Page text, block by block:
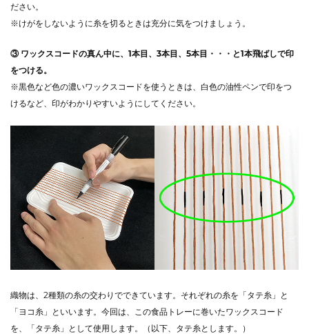
ださい。
※けがをしないように糸を切るときは充分に気をつけましょう。
③ ワックスコードの真ん中に、1本目、3本目、5本目・・・と1本飛ばしで印
をつける。
※黒色など色の濃いワックスコードを使うときは、白色の油性ペンで印をつ
けるなど、印がわかりやすいようにしてください。
織物は、2種類の糸の交わりでできています。それぞれの糸を「タテ糸」と
「ヨコ糸」といいます。今回は、この食品トレーに巻いたワックスコード
を、「タテ糸」として使用します。（以下、タテ糸とします。）